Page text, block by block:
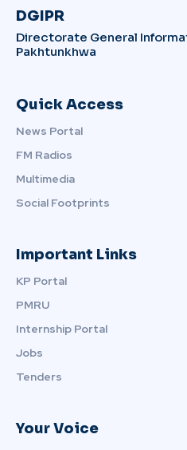
DGIPR
Directorate General
Pakhtunkhwa
Quick Access
News Portal
FM Radios
Multimedia
Social Footprints
Important Links
KP Portal
PMRU
Internship Portal
Jobs
Tenders
Your Voice